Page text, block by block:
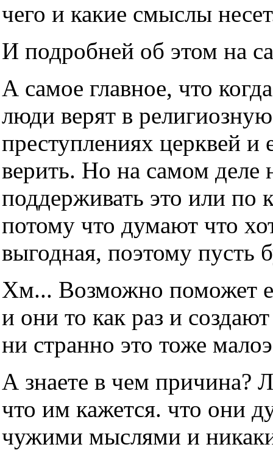
чего и какие смыслы
И подробней об этом на
А самое главное, что
люди верят в
преступлениях церквей и
верить. Но на самом деле
поддерживать это или по
потому что думают что
выгодная, поэтому пусть
Хм... Возможно поможет
и они то как раз и
ни странно это тоже
А знаете в чем причина?
что им кажется. что они
чужими мыслями и